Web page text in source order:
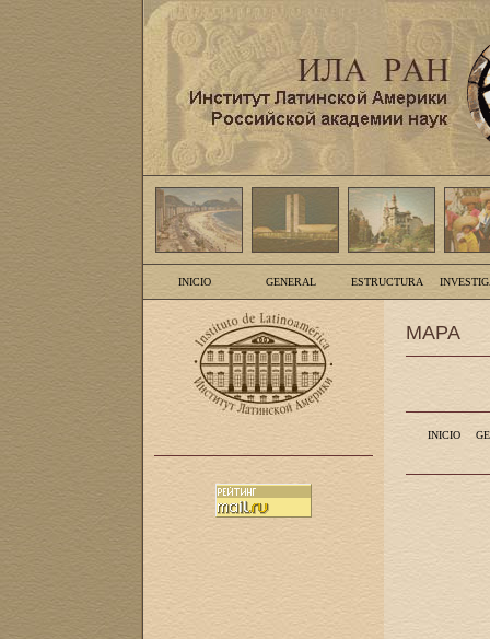
INICIO GENERAL ESTRUCTURA
MAPA
INICIO